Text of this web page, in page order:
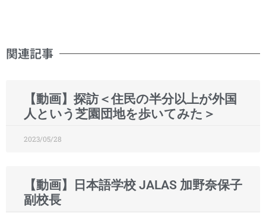
関連記事
【動画】探訪＜住民の半分以上が外国
人という芝園団地を歩いてみた＞
2023/05/28
【動画】日本語学校 JALAS 加野奈保子
副校長